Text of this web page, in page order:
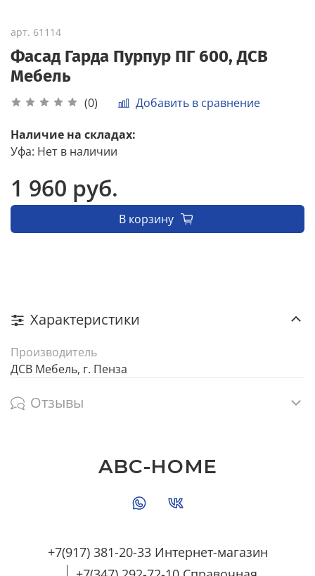
арт. 61114
Фасад Гарда Пурпур ПГ 600, ДСВ
Мебель
(0) Добавить в сравнение
Наличие на складах:
Уфа: Нет в наличии
1 960 руб.
В корзину
Характеристики
Производитель
ДСВ Мебель, г. Пенза
Отзывы
+7(917) 381-20-33 Интернет-магазин
ABC-HOME